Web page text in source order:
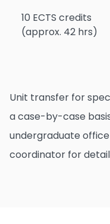
10 ECTS credits
(approx. 42 hrs)
Unit transfer for
a case-by-case
undergraduate
coordinator for